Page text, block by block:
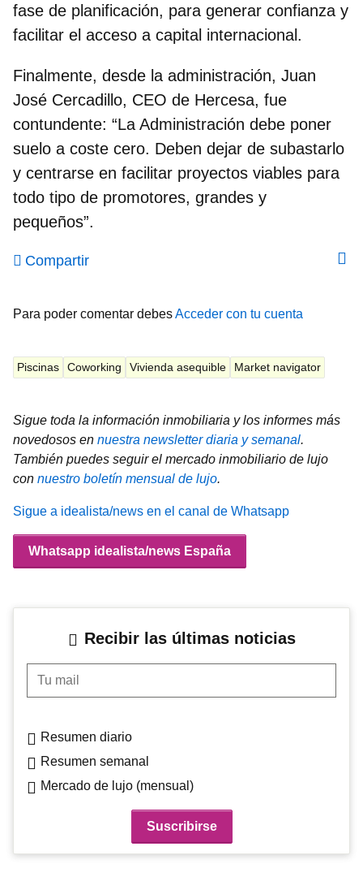
fase de planificación, para generar confianza y
facilitar el acceso a capital internacional.
Finalmente, desde la administración, Juan
José Cercadillo, CEO de Hercesa, fue
contundente: “La Administración debe poner
suelo a coste cero. Deben dejar de subastarlo
y centrarse en facilitar proyectos viables para
todo tipo de promotores, grandes y
pequeños”.
Compartir
Para poder comentar debesAcceder con tu cuenta
Piscinas Coworking Vivienda asequible Market navigator
Sigue toda la información inmobiliaria y los informes más
novedosos en nuestra newsletter diaria y semanal.
También puedes seguir el mercado inmobiliario de lujo
con nuestro boletín mensual de lujo.
Sigue a idealista/news en el canal de Whatsapp
Whatsapp idealista/news España
Recibir las últimas noticias
Tu mail
Resumen diario
Resumen semanal
Mercado de lujo (mensual)